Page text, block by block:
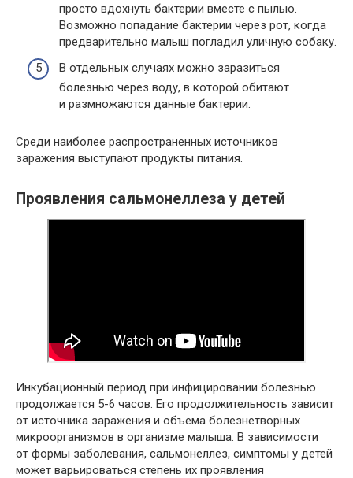
просто вдохнуть бактерии вместе с пылью.
Возможно попадание бактерии через рот, когда
предварительно малыш погладил уличную собаку.
В отдельных случаях можно заразиться
болезнью через воду, в которой обитают
и размножаются данные бактерии.
Среди наиболее распространенных источников
заражения выступают продукты питания.
Проявления сальмонеллеза у детей
Инкубационный период при инфицировании болезнью
продолжается 5-6 часов. Его продолжительность зависит
от источника заражения и объема болезнетворных
микроорганизмов в организме малыша. В зависимости
от формы заболевания, сальмонеллез, симптомы у детей
может варьироваться степень их проявления